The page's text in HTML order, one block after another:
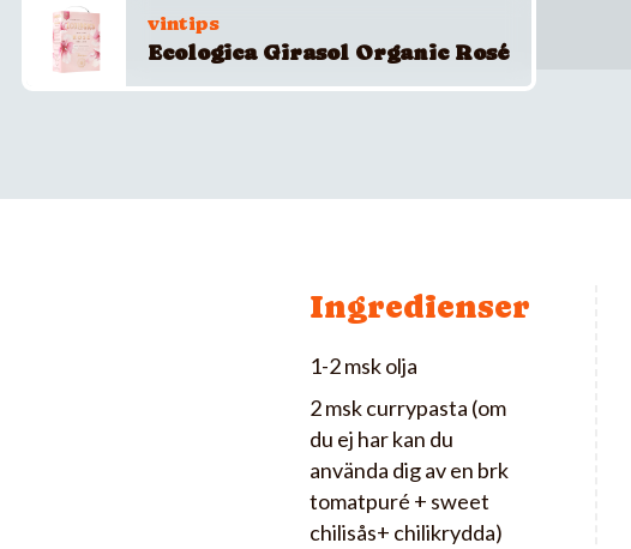
vintips
Ecologica Girasol Organic Rosé
Ingredienser
1-2 msk olja
2 msk currypasta (om
du ej har kan du
använda dig av en brk
tomatpuré + sweet
chilisås+ chilikrydda)